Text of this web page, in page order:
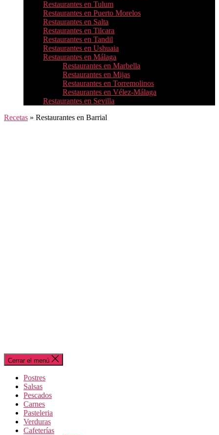
Restaurantes en Tulum
Restaurantes en Puerto Morelos
Restaurantes en Salta
Restaurantes en Tilcara
Restaurantes en Tandil
Restaurantes en Ushuaia
Restaurantes en Málaga
Restaurantes en Marbella
Restaurantes en Mijas
Restaurantes en Torremolinos
Restaurantes en Vélez-Málaga
Restaurantes en Sevilla
Recetas » Restaurantes en Barrial
Cerrar el menú
Postres
Salsas
Pescados
Carnes
Pasteleria
Verduras
Cafeterías